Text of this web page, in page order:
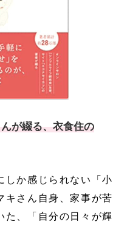
が綴る、衣食住の
しか感じられない「小
キさん自身、家事が苦
た、「自分の日々が輝